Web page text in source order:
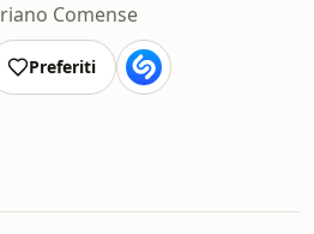
Comense
Preferiti